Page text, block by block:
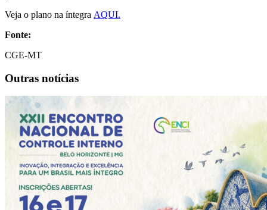
Veja o plano na íntegra AQUI.
Fonte:
CGE-MT
Outras notícias